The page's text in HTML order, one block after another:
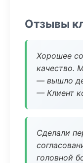
Отзывы
Хорошее
качество.
— вышло
— Клиент
Сделали
головной